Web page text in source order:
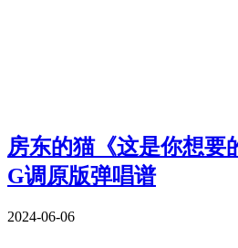
房东的猫《这是你想要
G调原版弹唱谱
2024-06-06